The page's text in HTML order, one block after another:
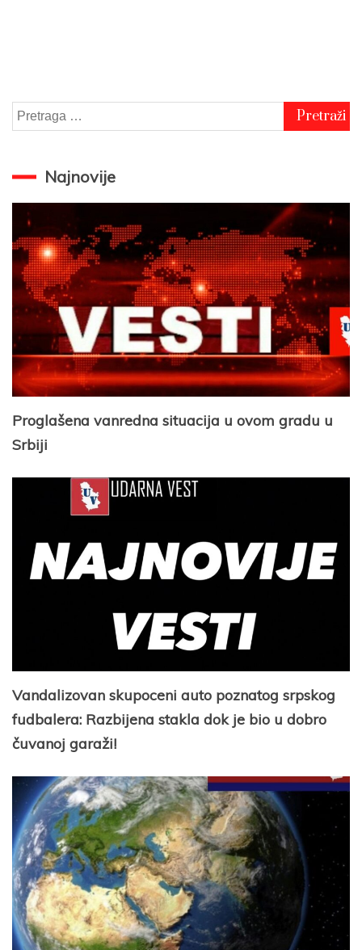
Pretraga
za:
Najnovije
Proglašena vanredna situacija u ovom gradu u
Srbiji
Vandalizovan skupoceni auto poznatog srpskog
fudbalera: Razbijena stakla dok je bio u dobro
čuvanoj garaži!